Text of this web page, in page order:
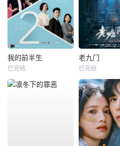
我的前半生
已完结
老九门
已完结